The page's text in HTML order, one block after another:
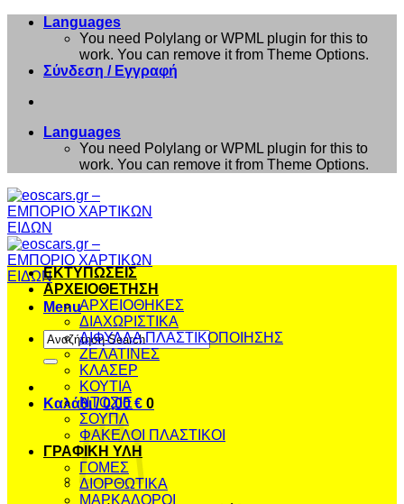
Μετάβαση
περιεχόμενο
Languages
You need Polylang or WPML plugin for this to
work. You can remove it from Theme Options.
Σύνδεση / Εγγραφή
Languages
You need Polylang or WPML plugin for this to
work. You can remove it from Theme Options.
Menu
Αναζήτηση
για:
Καλάθι /0,00€ 0
ΕΚΤΥΠΩΣΕΙΣ
ΑΡΧΕΙΟΘΕΤΗΣΗ
ΑΡΧΕΙΟΘΗΚΕΣ
ΔΙΑΧΩΡΙΣΤΙΚΑ
ΔΙΦΥΛΛΑ ΠΛΑΣΤΙΚΟΠΟΙΗΣΗΣ
ΖΕΛΑΤΙΝΕΣ
ΚΛΑΣΕΡ
ΚΟΥΤΙΑ
ΝΤΟΣΙΕ
ΣΟΥΠΛ
ΦΑΚΕΛΟΙ ΠΛΑΣΤΙΚΟΙ
ΓΡΑΦΙΚΗ ΥΛΗ
ΓΟΜΕΣ
ΔΙΟΡΘΩΤΙΚΑ
ΜΑΡΚΑΔΟΡΟΙ